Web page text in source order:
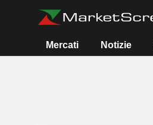
Mercati Notizie